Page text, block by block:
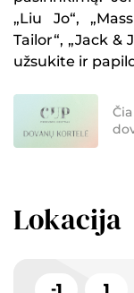
„Liu Jo“,
Tailor“, „Jack &
užsukite ir
Lokacija
1
-1